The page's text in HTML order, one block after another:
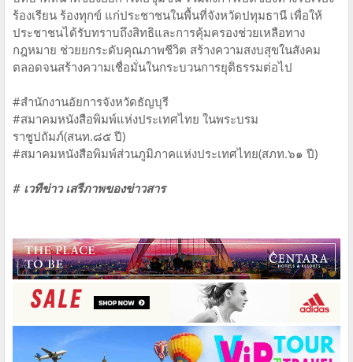
ร้องเรียน ร้องทุกข์ แก่ประชาชนในพื้นที่จังหวัดปทุมธานี เพื่อให้
ประชาชนได้รับทราบถึงสิทธิและการคุ้มครองช่วยเหลือทาง
กฎหมาย ช่วยยกระดับคุณภาพชีวิต สร้างความสงบสุขในสังคม
ตลอดจนสร้างความเชื่อมั่นในกระบวนการยุติธรรมต่อไป
#สำนักงานอัยการจังหวัดธัญบุรี
#สมาคมหนังสือพิมพ์แห่งประเทศไทย ในพระบรม
ราชูปถัมภ์(สนท.๘๕ ปี)
#สมาคมหนังสือพิมพ์ส่วนภูมิภาคแห่งประเทศไทย(สภท.๖๑ ปี)
# เวทีข่าว เสรีภาพของข่าวสาร